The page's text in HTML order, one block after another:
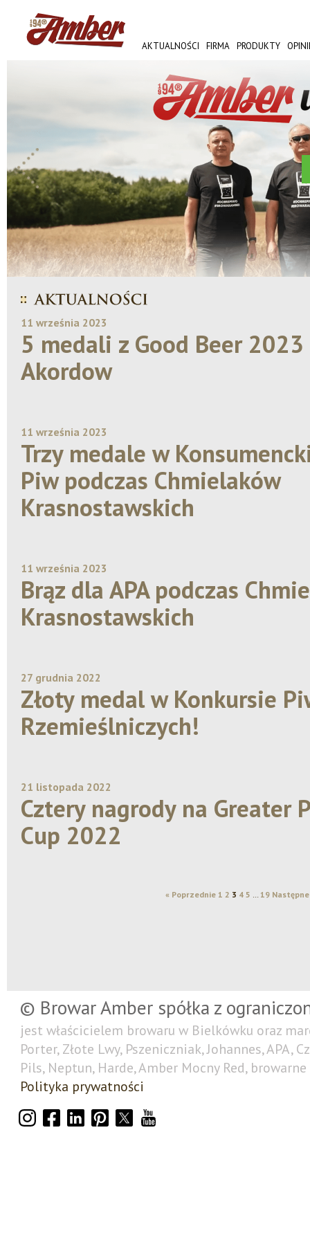
AKTUALNOŚCI FIRMA PRODUKTY
AMBER FEST
11 września 2023
5 medali z Good Beer
Akordow
11 września 2023
Trzy medale w
Piw podczas Chmielaków
Krasnostawskich
11 września 2023
Brąz dla APA podczas
Krasnostawskich
27 grudnia 2022
Złoty medal w Konkursie
Rzemieślniczych!
21 listopada 2022
Cztery nagrody na Greater
Cup 2022
« Poprzednie 1 2 3 4 5 … 19 Następne
© Browar Amber spółka z
jest właścicielem browaru w Bielkówku oraz
Porter, Złote Lwy, Pszeniczniak, Johannes, APA,
Pils, Neptun, Harde, Amber Mocny Red,
Polityka prywatności